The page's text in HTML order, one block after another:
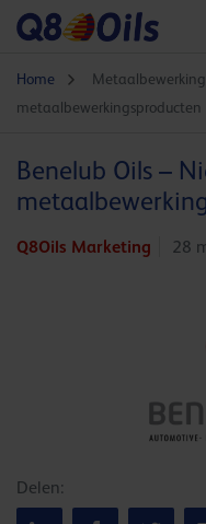
Home Metaalbewerking
metaalbewerkingsproducten
Benelub Oils –
Q8Oils Marketing 28
Delen: